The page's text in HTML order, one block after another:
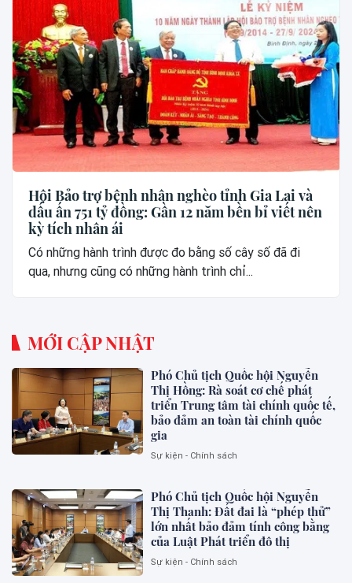
Hội Bảo trợ bệnh nhân nghèo tỉnh Gia Lai và
dấu ấn 751 tỷ đồng: Gần 12 năm bền bỉ viết nên
kỳ tích nhân ái
Có những hành trình được đo bằng số cây số đã đi
qua, nhưng cũng có những hành trình chỉ...
MỚI CẬP NHẬT
Phó Chủ tịch Quốc hội Nguyễn
Thị Hồng: Rà soát cơ chế phát
triển Trung tâm tài chính quốc tế,
bảo đảm an toàn tài chính quốc
gia
Sự kiện - Chính sách
Phó Chủ tịch Quốc hội Nguyễn
Thị Thanh: Đất đai là “phép thử”
lớn nhất bảo đảm tính công bằng
của Luật Phát triển đô thị
Sự kiện - Chính sách